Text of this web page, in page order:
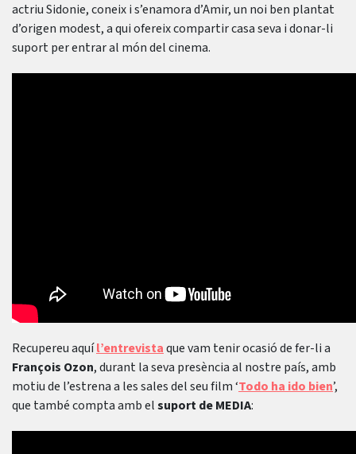
actriu Sidonie, coneix i s’enamora d’Amir, un noi ben plantat
d’origen modest, a qui ofereix compartir casa seva i donar-li
suport per entrar al món del cinema.
Recupereu aquíl’entrevistaque vam tenir ocasió de fer-li a
François Ozon, durant la seva presència al nostre país, amb
motiu de l’estrena a les sales del seu film ‘Todo ha ido bien’,
que també compta amb elsuport de MEDIA: